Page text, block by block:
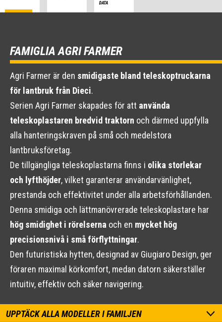
DATA
FAMIGLIA AGRI FARMER
Agri Farmer är den smidigaste bland teleskoptruckarna
för lantbruk från Dieci.
Serien Agri Farmer skapades för att använda
teleskoplastaren bredvid traktorn och därmed uppfylla
alla hanteringskraven på små och medelstora
lantbruksföretag.
De tillgängliga teleskoplastarna finns i olika storlekar
och lyfthöjder, vilket garanterar användarvänlighet,
prestanda och effektivitet under alla arbetsförhållanden.
Denna smidiga och lättmanövrerade teleskoplastare har
hög smidighet i rörelserna och en mycket hög
precisionsnivå i små förflyttningar.
Den futuristiska hytten, designad av Giugiaro Design, ger
föraren maximal körkomfort, medan datorn säkerställer
intuitiv, effektiv och säker navigering.
UPPTÄCK ALLA MODELLER I FAMILJEN